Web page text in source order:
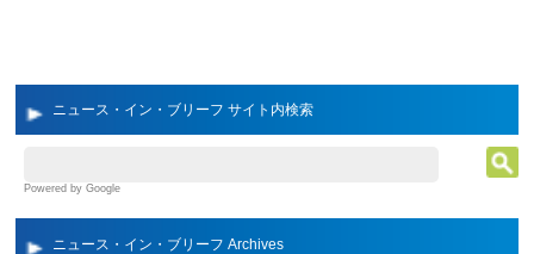
ニュース・イン・ブリーフ サイト内検索
Powered by Google
ニュース・イン・ブリーフ Archives